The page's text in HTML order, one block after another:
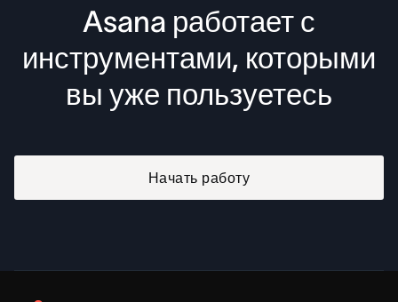
Asana работает с
инструментами, которыми
вы уже пользуетесь
Начать работу